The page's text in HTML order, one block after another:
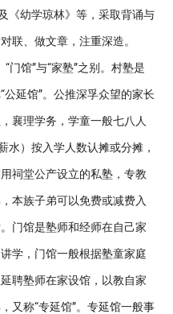
《幼学琼林》等，采取背诵与
联、做文章，注重深造。
馆”与“家塾”之别。村塾是
延馆”。公推深孚众望的家长
襄理学务，学童一般七八人
水）按入学人数认摊或分摊，
祠堂公产设立的私塾，专教
本族子弟可以免费或减费入
门馆是塾师和经师在自己家
学，门馆一般根据塾童家庭
聘塾师在家设馆，以教自家
又称“专延馆”。专延馆一般事